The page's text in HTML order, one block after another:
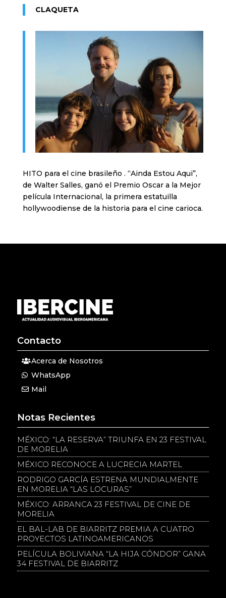
CLAQUETA
HITO para el cine brasileño . “Ainda Estou Aqui”,
de Walter Salles, ganó el Premio Oscar a la Mejor
película Internacional, la primera estatuilla
hollywoodiense de la historia para el cine carioca.
Contacto
Acerca de Nosotros
WhatsApp
Mail
Notas Recientes
MÉXICO: “LA RESERVA” TRIUNFA EN 23 FESTIVAL
DE MORELIA
MÉXICO RECONOCE A LUCRECIA MARTEL
RODRIGO GARCÍA ESTRENA MUNDIALMENTE
EN MORELIA “LAS LOCURAS”
MÉXICO: ARRANCA 23 FESTIVAL DE CINE DE
MORELIA
EL BAL-LAB DE BIARRITZ PREMIA A CUATRO
PROYECTOS LATINOAMERICANOS
PELÍCULA BOLIVIANA “LA HIJA CÓNDOR” GANA
34 FESTIVAL DE BIARRITZ